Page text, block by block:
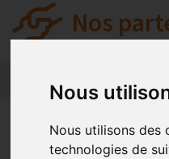
Nous
Nous utilisons des
technologies de
Nos